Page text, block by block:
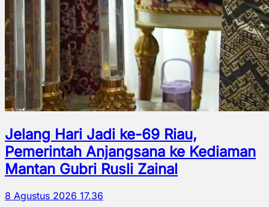
Jelang Hari Jadi ke-69 Riau,
Pemerintah Anjangsana ke Kediaman
Mantan Gubri Rusli Zainal
8 Agustus 2026 17.36